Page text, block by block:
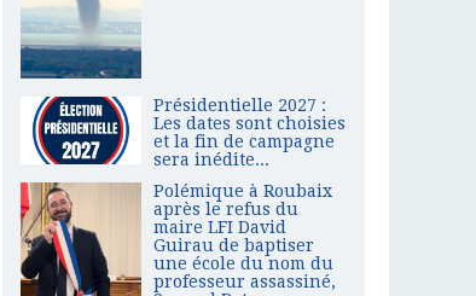
Présidentielle 2027 :
Les dates sont choisies
et la fin de campagne
sera inédite...
Polémique à Roubaix
après le refus du
maire LFI David
Guirau de baptiser
une école du nom du
professeur assassiné,